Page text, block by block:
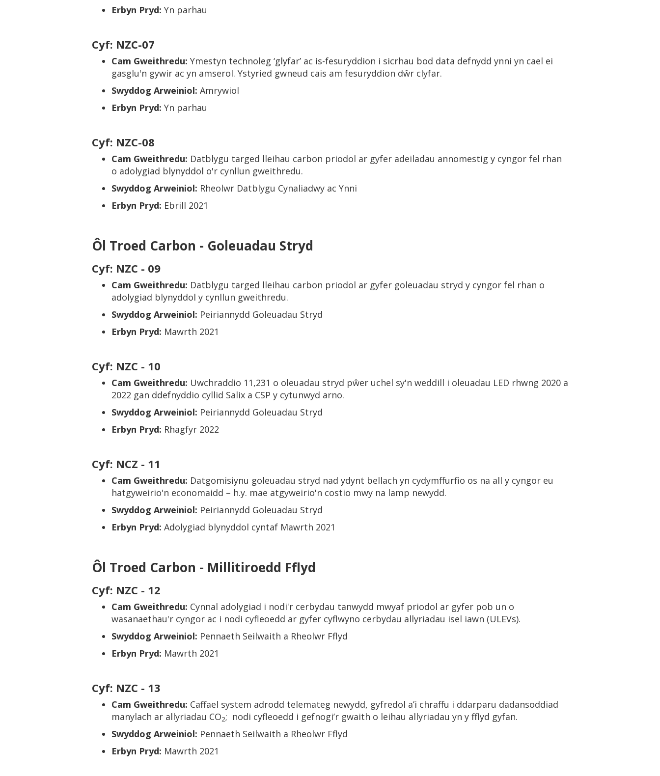
Erbyn Pryd: Yn parhau
Cyf: NZC-07
Cam Gweithredu: Ymestyn technoleg ‘glyfar’ ac is-fesuryddion i sicrhau bod data defnydd ynni yn cael ei
gasglu'n gywir ac yn amserol. Ystyried gwneud cais am fesuryddion dŵr clyfar.
Swyddog Arweiniol: Amrywiol
Erbyn Pryd: Yn parhau
Cyf: NZC-08
Cam Gweithredu: Datblygu targed lleihau carbon priodol ar gyfer adeiladau annomestig y cyngor fel rhan
o adolygiad blynyddol o'r cynllun gweithredu.
Swyddog Arweiniol: Rheolwr Datblygu Cynaliadwy ac Ynni
Erbyn Pryd: Ebrill 2021
Ôl Troed Carbon - Goleuadau Stryd
Cyf: NZC - 09
Cam Gweithredu: Datblygu targed lleihau carbon priodol ar gyfer goleuadau stryd y cyngor fel rhan o
adolygiad blynyddol y cynllun gweithredu.
Swyddog Arweiniol: Peiriannydd Goleuadau Stryd
Erbyn Pryd: Mawrth 2021
Cyf: NZC - 10
Cam Gweithredu: Uwchraddio 11,231 o oleuadau stryd pŵer uchel sy'n weddill i oleuadau LED rhwng 2020 a
2022 gan ddefnyddio cyllid Salix a CSP y cytunwyd arno.
Swyddog Arweiniol: Peiriannydd Goleuadau Stryd
Erbyn Pryd: Rhagfyr 2022
Cyf: NCZ - 11
Cam Gweithredu: Datgomisiynu goleuadau stryd nad ydynt bellach yn cydymffurfio os na all y cyngor eu
hatgyweirio'n economaidd – h.y. mae atgyweirio'n costio mwy na lamp newydd.
Swyddog Arweiniol: Peiriannydd Goleuadau Stryd
Erbyn Pryd: Adolygiad blynyddol cyntaf Mawrth 2021
Ôl Troed Carbon - Millitiroedd Fflyd
Cyf: NZC - 12
Cam Gweithredu: Cynnal adolygiad i nodi'r cerbydau tanwydd mwyaf priodol ar gyfer pob un o
wasanaethau'r cyngor ac i nodi cyfleoedd ar gyfer cyflwyno cerbydau allyriadau isel iawn (ULEVs).
Swyddog Arweiniol: Pennaeth Seilwaith a Rheolwr Fflyd
Erbyn Pryd: Mawrth 2021
Cyf: NZC - 13
Cam Gweithredu: Caffael system adrodd telemateg newydd, gyfredol a’i chraffu i ddarparu dadansoddiad
manylach ar allyriadau CO2; nodi cyfleoedd i gefnogi’r gwaith o leihau allyriadau yn y fflyd gyfan.
Swyddog Arweiniol: Pennaeth Seilwaith a Rheolwr Fflyd
Erbyn Pryd: Mawrth 2021